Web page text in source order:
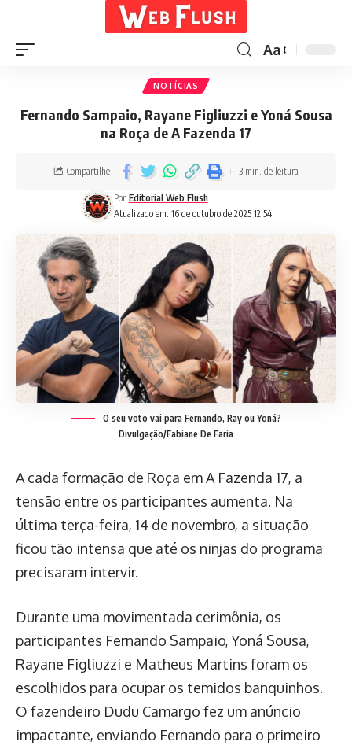
Aa
NOTÍCIAS
Fernando Sampaio, Rayane Figliuzzi e Yoná Sousa
na Roça de A Fazenda 17
Atualizado em: 16 de outubro de 2025 12:54
Por Editorial Web Flush
Compartilhe 3 min. de leitura
O seu voto vai para Fernando, Ray ou Yoná?
Divulgação/Fabiane De Faria
A cada formação de Roça em A Fazenda 17, a
tensão entre os participantes aumenta. Na
última terça-feira, 14 de novembro, a situação
ficou tão intensa que até os ninjas do programa
precisaram intervir.
Durante uma movimentada cerimônia, os
participantes Fernando Sampaio, Yoná Sousa,
Rayane Figliuzzi e Matheus Martins foram os
escolhidos para ocupar os temidos banquinhos.
O fazendeiro Dudu Camargo fez um anúncio
impactante, enviando Fernando para o primeiro